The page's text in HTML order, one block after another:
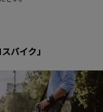
バイク」